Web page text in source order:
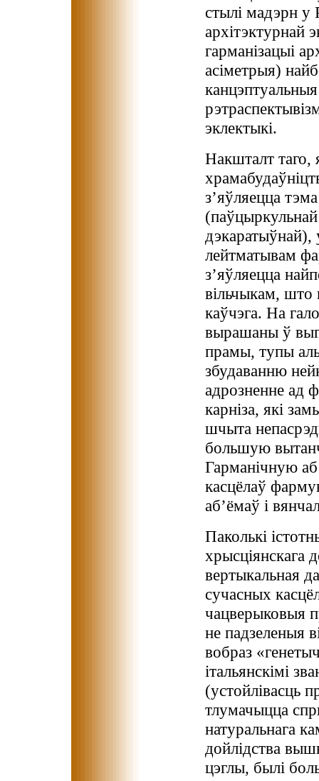
стылі мадэрн у
архітэктурнай
гарманізацыі
асіметрыя)
эклектыкі.
Накшталт таго,
з’яўляецца
дэкаратыўнай),
лейтматывам
з’яўляецца
вільчыкам, што
каўчэга. На
вырашаны ў
прамы, тупы
збудаванню
адрозненне ад
карніза, які
шчыта
большую
Гарманічную
касцёлаў
аб’ёмаў і
Паколькі
хрысціянскага
вертыкальная
сучасных
чацверыковыя
не падзеленыя
вобраз
італьянскімі
(устойлівасць
тлумачыцца
натуральнага
дойлідства
цэглы, былі